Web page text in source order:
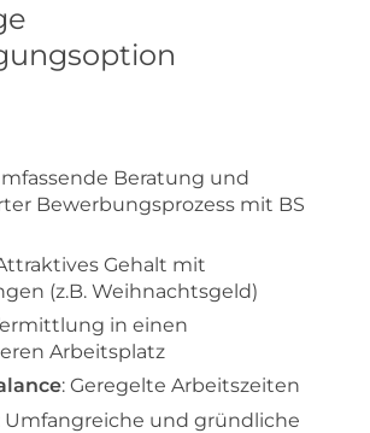
Beratung und
Bewerbungsprozess mit BS
Gehalt mit
(z.B. Weihnachtsgeld)
in einen
Arbeitsplatz
: Geregelte Arbeitszeiten
Umfangreiche und gründliche